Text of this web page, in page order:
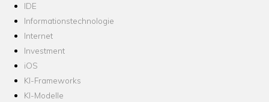
IDE
Informationstechnologie
Internet
Investment
iOS
KI-Frameworks
KI-Modelle